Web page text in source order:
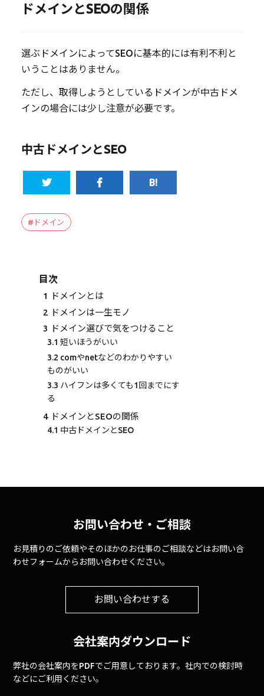
ドメインとSEOの関係
選ぶドメインによってSEOに基本的には有利不利と
いうことはありません。
ただし、取得しようとしているドメインが中古ドメ
インの場合には少し注意が必要です。
中古ドメインとSEO
#ドメイン
目次
1
ドメインとは
2 ドメインは一生モノ
3 ドメイン選びで気をつけること
3.1 短いほうがいい
3.2 comやnetなどのわかりやすい
ものがいい
3.3 ハイフンは多くても1回までにす
る
4 ドメインとSEOの関係
4.1 中古ドメインとSEO
お問い合わせ・ご相談
お見積りのご依頼やそのほかのお仕事のご相談などはお問い合
わせフォームからお問い合わせください。
お問い合わせする
会社案内ダウンロード
弊社の会社案内をPDFでご用意しております。社内での検討時
などにご利用ください。